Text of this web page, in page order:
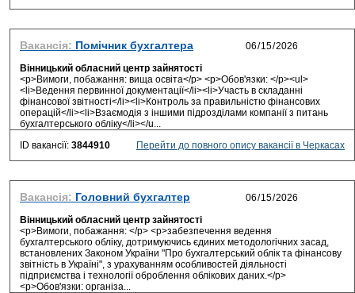
Вакансія: Помічник бухгалтера
Вінницький обласний центр зайнятості
<p>Вимоги, побажання: вища освіта</p> <p>Обов'язки: </p><ul>
<li>Ведення первинної документації</li><li>Участь в складанні
фінансової звітності</li><li>Контроль за правильністю фінансових
операцій</li><li>Взаємодія з іншими підрозділами компанії з питань
бухгалтерського обліку</li></u...
ID вакансії: 3844910 Перейти до повного опису вакансії в Черкасах
Вакансія: Головний бухгалтер
Вінницький обласний центр зайнятості
<p>Вимоги, побажання: </p> <p>забезпечення ведення
бухгалтерського обліку, дотримуючись єдиних методологічних засад,
встановлених Законом України "Про бухгалтерський облік та фінансову
звітність в Україні", з урахуванням особливостей діяльності
підприємства і технології оброблення облікових даних.</p>
<p>Обов'язки: організа...